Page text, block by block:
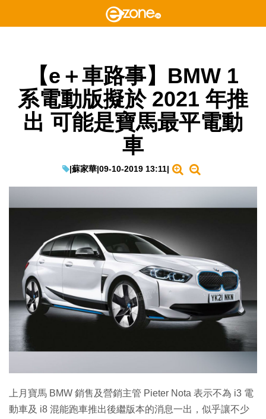
【e＋車路事】BMW 1
系電動版擬於 2021 年推
出 可能是寶馬最平電動
車
|蘇家華|09-10-2019 13:11|
上月寶馬 BMW 銷售及營銷主管 Pieter Nota 表示不為 i3 電
動車及 i8 混能跑車推出後繼版本的消息一出，似乎讓不少